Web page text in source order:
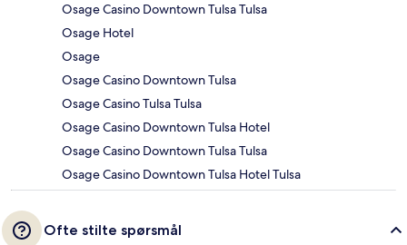
Osage Casino Downtown Tulsa Tulsa
Osage Hotel
Osage
Osage Casino Downtown Tulsa
Osage Casino Tulsa Tulsa
Osage Casino Downtown Tulsa Hotel
Osage Casino Downtown Tulsa Tulsa
Osage Casino Downtown Tulsa Hotel Tulsa
Ofte stilte spørsmål